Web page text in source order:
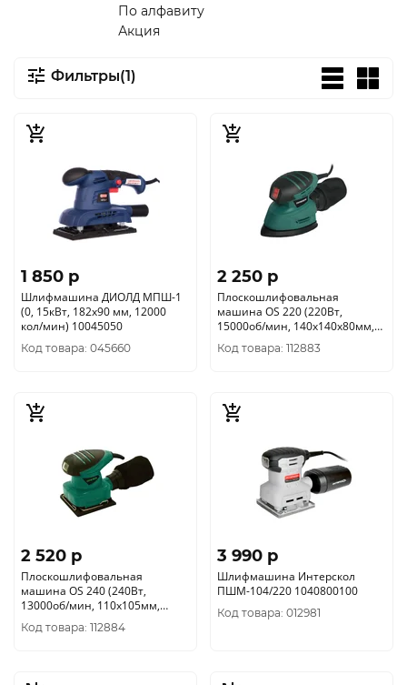
По алфавиту
Акция
Фильтры(1)
1 850 p
Шлифмашина ДИОЛД МПШ-1
(0, 15кВт, 182x90 мм, 12000
кол/мин) 10045050
Код товара: 045660
2 250 p
Плоскошлифовальная
машина OS 220 (220Вт,
15000об/мин, 140х140х80мм,
30000к/мин(утюг)109100220
FAVOURITE
Код товара: 112883
2 520 p
Плоскошлифовальная
машина OS 240 (240Вт,
13000об/мин, 110х105мм,
26000кол/мин) 109100240
FAVOURITE
Код товара: 112884
3 990 p
Шлифмашина Интерскол
ПШМ-104/220 1040800100
Код товара: 012981